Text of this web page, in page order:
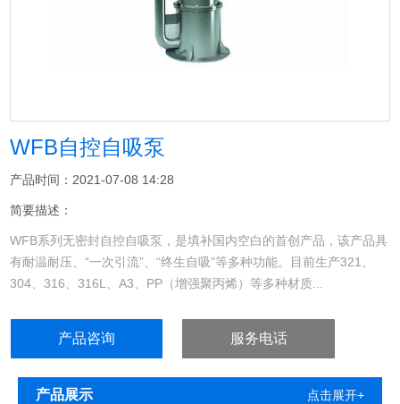
WFB自控自吸泵
产品时间：2021-07-08 14:28
简要描述：
WFB系列无密封自控自吸泵，是填补国内空白的首创产品，该产品具
有耐温耐压、“一次引流”、“终生自吸”等多种功能。目前生产321、
304、316、316L、A3、PP（增强聚丙烯）等多种材质...
产品咨询 服务电话
产品展示 点击展开+